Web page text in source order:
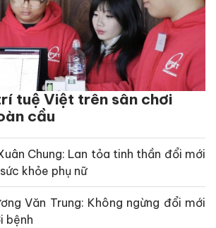
tuệ Việt trên sân chơi
cầu
Chung: Lan tỏa tinh thần đổi mới
khỏe phụ nữ
Văn Trung: Không ngừng đổi mới
bệnh